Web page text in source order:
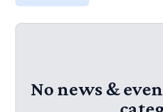
No news &